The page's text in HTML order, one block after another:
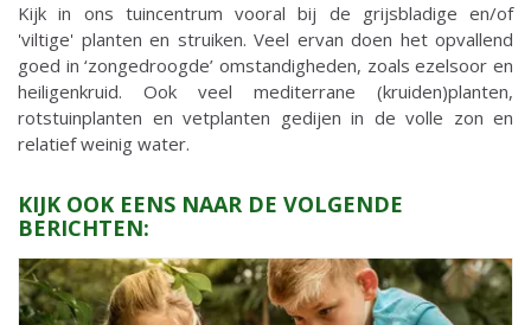
Kijk in ons tuincentrum vooral bij de grijsbladige en/of
'viltige' planten en struiken. Veel ervan doen het opvallend
goed in ‘zongedroogde’ omstandigheden, zoals ezelsoor en
heiligenkruid. Ook veel mediterrane (kruiden)planten,
rotstuinplanten en vetplanten gedijen in de volle zon en
relatief weinig water.
KIJK OOK EENS NAAR DE VOLGENDE
BERICHTEN: